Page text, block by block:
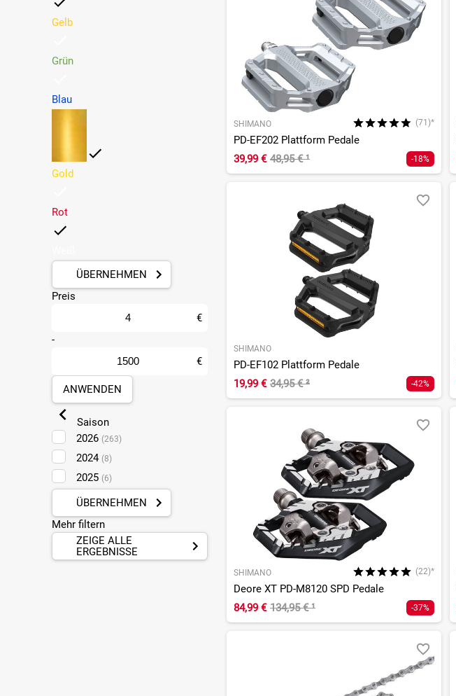
Gelb
Grün
Blau
Gold
Rot
ÜBERNEHMEN
Preis
€
-
€
ANWENDEN
Saison
2026 (263)
2024 (8)
2025 (6)
ÜBERNEHMEN
Mehr filtern
ZEIGE ALLE
ERGEBNISSE
SHIMANO (71)*
PD-EF202 Plattform Pedale
39,99 € 48,95 €¹ -18%
SHIMANO
PD-EF102 Plattform Pedale
19,99 € 34,95 €² -42%
SHIMANO (22)*
Deore XT PD-M8120 SPD Pedale
84,99 € 134,95 €¹ -37%